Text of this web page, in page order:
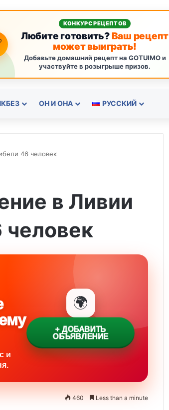
КОНКУРС РЕЦЕПТОВ
Любите готовить?Ваш рецепт
может выиграть!
Добавьте домашний рецепт на GOTUIMO и
участвуйте в розыгрыше призов.
ОН И ОНА РУССКИЙ
46 человек
в Ливии
человек
и
🌍
+ ДОБАВИТЬ
ОБЪЯВЛЕНИЕ
460 Less than a minute